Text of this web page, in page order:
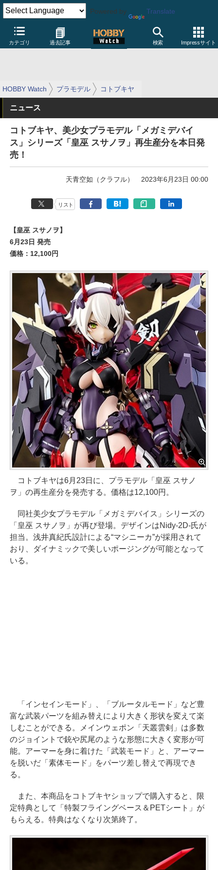
Powered by Translate
カテゴリ 過去記事 検索 Impressサイト
HOBBY Watch プラモデル コトブキヤ
ニュース
コトブキヤ、美少女プラモデル「メガミデバイ
ス」シリーズ「皇巫 スサノヲ」再生産分を本日発
売！
天青空如（クラフル） 2023年6月23日 00:00
リスト
【皇巫 スサノヲ】
6月23日 発売
価格：12,100円
コトブキヤは6月23日に、プラモデル「皇巫 スサノ
ヲ」の再生産分を発売する。価格は12,100円。
同社美少女プラモデル「メガミデバイス」シリーズの
「皇巫 スサノヲ」が再び登場。デザインはNidy-2D-氏が
担当。浅井真紀氏設計による“マシニーカ”が採用されて
おり、ダイナミックで美しいポージングが可能となって
いる。
「インセインモード」、「ブルータルモード」など豊
富な武装パーツを組み替えにより大きく形状を変えて楽
しむことができる。メインウェポン「天叢雲剣」は多数
のジョイントで銃や尻尾のような形態に大きく変形が可
能。アーマーを身に着けた「武装モード」と、アーマー
を脱いだ「素体モード」をパーツ差し替えで再現でき
る。
また、本商品をコトブキヤショップで購入すると、限
定特典として「特製フライングベース＆PETシート」が
もらえる。特典はなくなり次第終了。